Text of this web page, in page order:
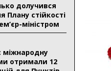
долучився
Плану стійкості
міністром
міжнародну
отримали 12